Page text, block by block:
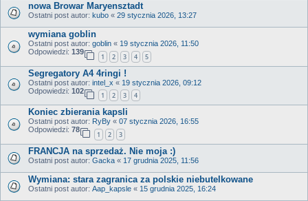
nowa Browar Maryensztadt
Ostatni post autor: kubo « 29 stycznia 2026, 13:27
wymiana goblin
Ostatni post autor: goblin « 19 stycznia 2026, 11:50
Odpowiedzi: 139
1 2 3 4 5
Segregatory A4 4ringi !
Ostatni post autor: intel_x « 19 stycznia 2026, 09:12
Odpowiedzi: 102
1 2 3 4
Koniec zbierania kapsli
Ostatni post autor: RyBy « 07 stycznia 2026, 16:55
Odpowiedzi: 78
1 2 3
FRANCJA na sprzedaż. Nie moja :)
Ostatni post autor: Gacka « 17 grudnia 2025, 11:56
Wymiana: stara zagranica za polskie niebutelkowane
Ostatni post autor: Aap_kapsle « 15 grudnia 2025, 16:24